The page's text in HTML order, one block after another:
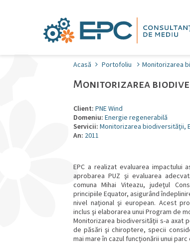
Acasă Portofoliu Monitorizarea
Monitorizarea
Client: PNE Wind
Domeniu: Energie regenerabilă
Servicii: Monitorizarea biodiversităţii,
An: 2011
EPC a realizat evaluarea impactului
aprobarea PUZ şi evaluarea
comuna Mihai Viteazu, judeţul
principiile Equator, asigurând
nivel naţional şi european. Acest
inclus şi elaborarea unui Program de
Monitorizarea biodiversităţii s-a axat
de păsări şi chiroptere, specii
mai mare în cazul funcţionării unui parc